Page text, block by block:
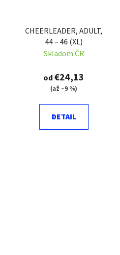
CHEERLEADER, ADULT,
44 – 46 (XL)
Skladom ČR
od€24,13
(až –9 %)
DETAIL